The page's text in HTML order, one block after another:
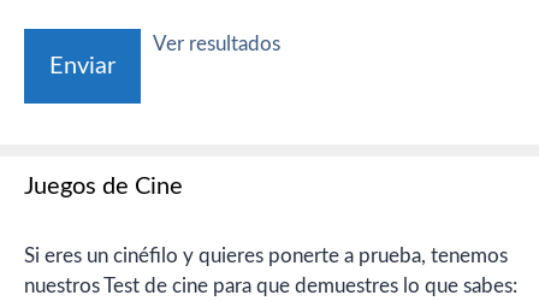
Ver resultados
Juegos de Cine
Si eres un cinéfilo y quieres ponerte a prueba, tenemos
nuestros Test de cine para que demuestres lo que sabes: